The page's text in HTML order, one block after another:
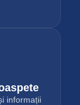
informații